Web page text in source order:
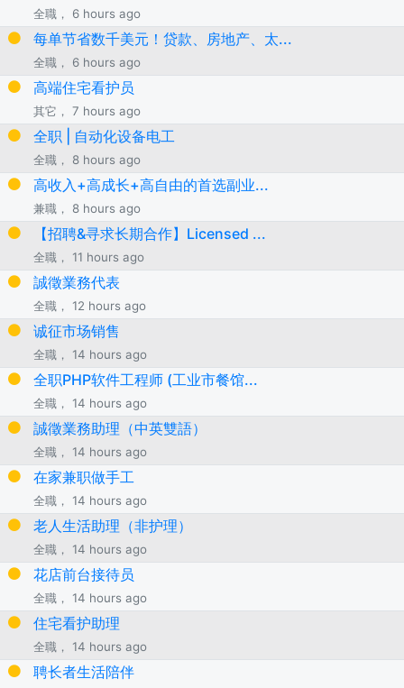
全職， 6 hours ago
每单节省数千美元！贷款、房地产、太...
全職， 6 hours ago
高端住宅看护员
其它， 7 hours ago
全职 | 自动化设备电工
全職， 8 hours ago
高收入+高成长+高自由的首选副业...
兼職， 8 hours ago
【招聘&寻求长期合作】Licensed ...
全職， 11 hours ago
誠徵業務代表
全職， 12 hours ago
诚征市场销售
全職， 14 hours ago
全职PHP软件工程师 (工业市餐馆...
全職， 14 hours ago
誠徵業務助理（中英雙語）
全職， 14 hours ago
在家兼职做手工
全職， 14 hours ago
老人生活助理（非护理）
全職， 14 hours ago
花店前台接待员
全職， 14 hours ago
住宅看护助理
全職， 14 hours ago
聘长者生活陪伴